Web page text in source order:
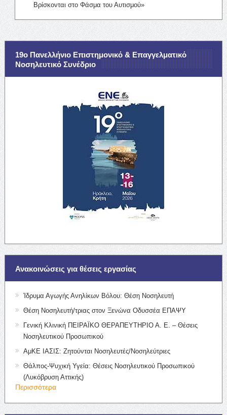
Βρίσκονται στο Φάσμα του Αυτισμού»
19ο Πανελλήνιο Επιστημονικό & Επαγγελματικό
Νοσηλευτικό Συνέδριο
Ανακοινώσεις για θέσεις εργασίας
Ίδρυμα Αγωγής Ανηλίκων Βόλου: Θέση Νοσηλευτή
Θέση Νοσηλευτή/τριας στον Ξενώνα Οδυσσέα ΕΠΑΨΥ
Γενική Κλινική ΠΕΙΡΑΪΚΟ ΘΕΡΑΠΕΥΤΗΡΙΟ Α. Ε. – Θέσεις
Νοσηλευτικού Προσωπικού
ΑμΚΕ ΙΑΣΙΣ: Ζητούνται Νοσηλευτές/Νοσηλεύτριες
Θάλπος-Ψυχική Υγεία: Θέσεις Νοσηλευτικού Προσωπικού
(Λυκόβρυση Αττικής)
Περισσότερα